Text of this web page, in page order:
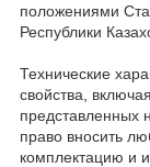
положениями
Республики
Технические
свойства,
представленных
право вносить
комплектацию и